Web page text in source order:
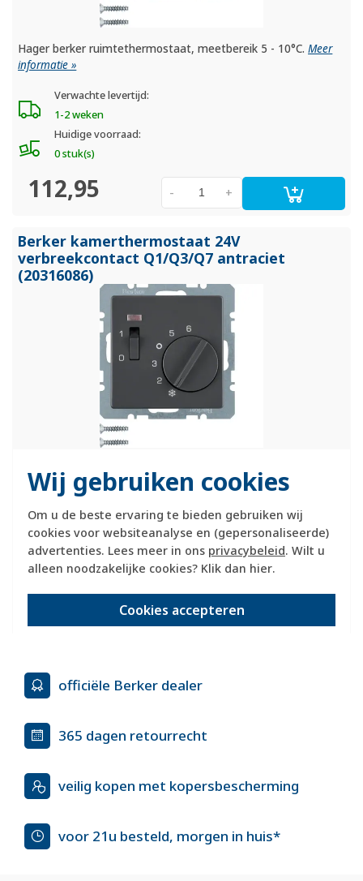
Wij gebruiken cookies
Om u de beste ervaring te bieden gebruiken wij
cookies voor websiteanalyse en (gepersonaliseerde)
advertenties. Lees meer in ons privacybeleid. Wilt u
alleen noodzakelijke cookies? Klik dan hier.
Cookies accepteren
Hager berker ruimtethermostaat, meetbereik 5 - 10°C.Meer
informatie »
Verwachte levertijd:
1-2 weken
Huidige voorraad:
0 stuk(s)
112,95 +
-
Berker kamerthermostaat 24V
verbreekcontact Q1/Q3/Q7 antraciet
(20316086)
Hager berker ruimtethermostaat, meetbereik 5 - 10°C.
informatie »
Verwachte levertijd:
1-2 weken
Huidige voorraad:
0 stuk(s)
+
-
officiële Berker dealer
365 dagen retourrecht
veilig kopen met kopersbescherming
voor 21u besteld, morgen in huis*